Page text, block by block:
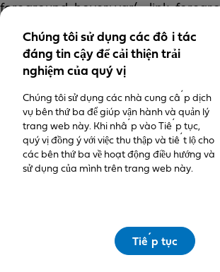
Chúng tôi sử dụng các đối tác
đáng tin cậy để cải thiện trải
nghiệm của quý vị
Chúng tôi sử dụng các nhà cung cấp dịch
vụ bên thứ ba để giúp vận hành và quản lý
trang web này. Khi nhấp vào Tiếp tục,
quý vị đồng ý với việc thu thập và tiết lộ cho
các bên thứ ba về hoạt động điều hướng và
sử dụng của mình trên trang web này.
Tiếp tục